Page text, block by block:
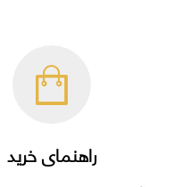
راهنمای خرید